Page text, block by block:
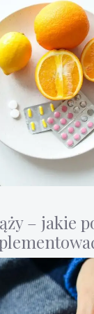
– jakie